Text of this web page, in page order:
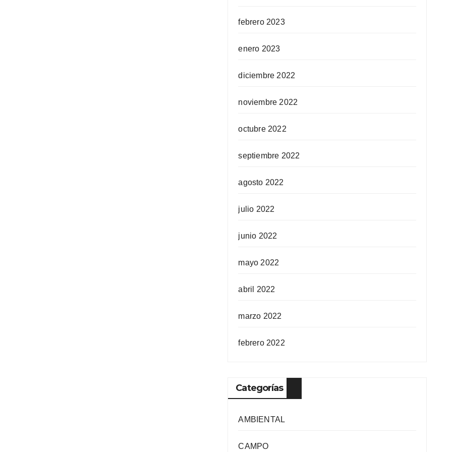
febrero 2023
enero 2023
diciembre 2022
noviembre 2022
octubre 2022
septiembre 2022
agosto 2022
julio 2022
junio 2022
mayo 2022
abril 2022
marzo 2022
febrero 2022
Categorías
AMBIENTAL
CAMPO